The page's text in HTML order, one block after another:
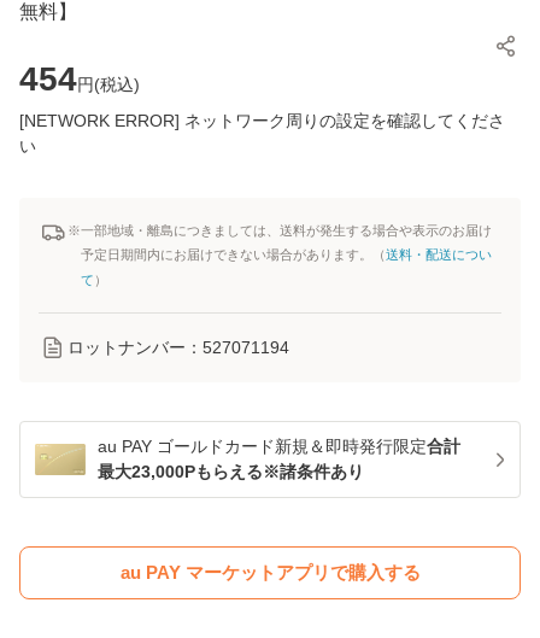
無料】
454円(税込)
[NETWORK ERROR] ネットワーク周りの設定を確認してくださ
い
※一部地域・離島につきましては、送料が発生する場合や表示のお届け
予定日期間内にお届けできない場合があります。（送料・配送につい
て ）
ロットナンバー： 527071194
au PAY ゴールドカード新規＆即時発行限定合計
最大23,000Pもらえる※諸条件あり
au PAY マーケットアプリで購入する